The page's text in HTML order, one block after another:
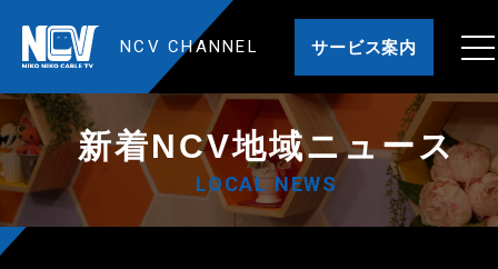
NCV CHANNEL サービス案内
新着NCV地域ニュース
LOCAL NEWS